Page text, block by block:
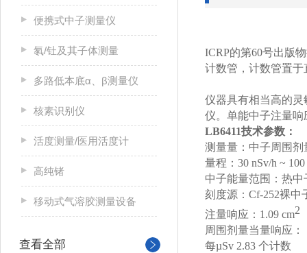
便携式中子测量仪
氡/钍及其子体测量
多路低本底α、β测量仪
核素识别仪
活度测量/医用活度计
高纯锗
移动式气溶胶测量设备
查看全部
ICRP的第60号出版
计数管，计数管置
仪器具有相当高的灵
仪。单能中子注量
LB6411技术参数：
测量量：中子周围剂
量程： 30 nSv/h ~
中子能量范围：热
刻度源： Cf-252裸中
注量响应： 1.09 cm2
周围剂量当量响应：
每µSv 2.83 个计数